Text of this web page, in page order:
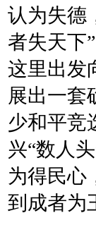
认为失德
者失天下
这里出发
展出一套
少和平竞
兴“数人
为得民心
到成者为